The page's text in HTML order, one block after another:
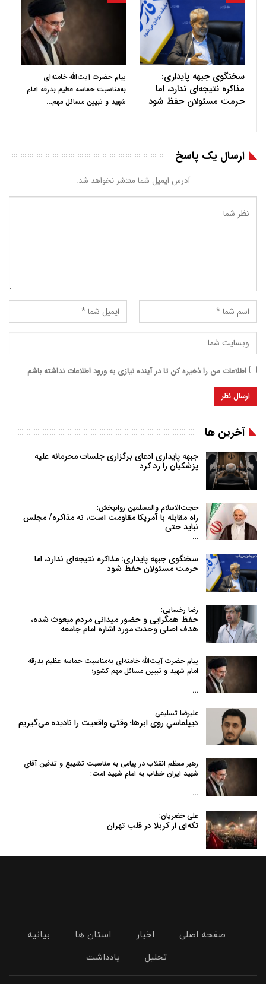
سخنگوی جبهه پایداری:
مذاکره نتیجه‌ای ندارد، اما
حرمت مسئولان حفظ شود
پیام حضرت آیت‌الله خامنه‌ای
به‌مناسبت حماسه عظیم بدرقه امام
شهید و تبیین مسائل مهم…
ارسال یک پاسخ
آدرس ایمیل شما منتشر نخواهد شد.
اطلاعات من را ذخیره کن تا در آینده نیازی به ورود اطلاعات نداشته باشم
آخرین ها
جبهه پایداری ادعای برگزاری جلسات محرمانه علیه
پزشکیان را رد کرد
حجت‌الاسلام والمسلمین روانبخش:
راه مقابله با آمریکا مقاومت است، نه مذاکره/ مجلس
نباید حتی
…
سخنگوی جبهه پایداری: مذاکره نتیجه‌ای ندارد، اما
حرمت مسئولان حفظ شود
رضا رخسایی:
حفظ همگرایی و حضور میدانی مردم مبعوث شده،
هدف اصلی وحدت مورد اشاره امام جامعه
پیام حضرت آیت‌الله خامنه‌ای به‌مناسبت حماسه عظیم بدرقه
امام شهید و تبیین مسائل مهم کشور؛
…
علیرضا تسلیمی:
دیپلماسیِ روی ابرها؛ وقتی واقعیت را نادیده می‌گیریم
رهبر معظم انقلاب در پیامی به‌ مناسبت تشییع و تدفین آقای
شهید ایران خطاب به امام شهید امت:
…
علی خضریان:
تکه‌ای از کربلا در قلب تهران
صفحه اصلی اخبار استان ها
بیانیه
تحلیل
یادداشت